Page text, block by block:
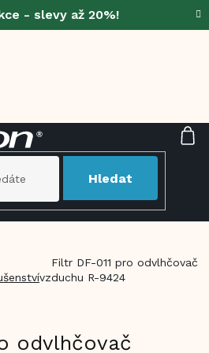
- slevy až 20%!
Hledat
Filtr DF-011 pro odvlhčovač
vzduchu R-9424
odvlhčovač